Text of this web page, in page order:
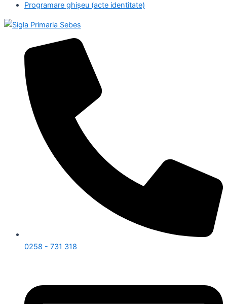
Programare ghișeu (acte identitate)
0258 - 731 318